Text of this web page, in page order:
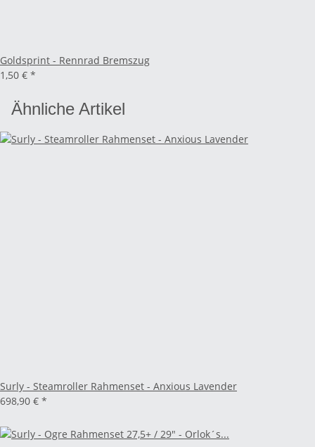
Goldsprint - Rennrad Bremszug
1,50 € *
Ähnliche Artikel
Surly - Steamroller Rahmenset - Anxious Lavender
698,90 € *